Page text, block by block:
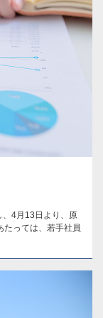
、4月13日より、原
たっては、若手社員